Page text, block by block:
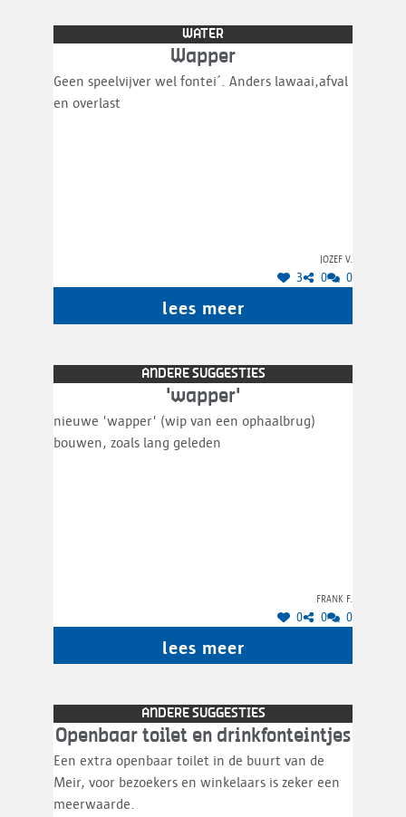
WATER
Wapper
Geen speelvijver wel fontei´. Anders lawaai,afval
en overlast
Jozef V.
3 0 0
lees meer
ANDERE SUGGESTIES
'wapper'
nieuwe 'wapper' (wip van een ophaalbrug)
bouwen, zoals lang geleden
Frank F.
0 0 0
lees meer
ANDERE SUGGESTIES
Openbaar toilet en drinkfonteintjes
Een extra openbaar toilet in de buurt van de
Meir, voor bezoekers en winkelaars is zeker een
meerwaarde.